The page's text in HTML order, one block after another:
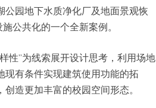
园地下水质净化厂及地面景观恢
公共化的一个全新案例。
性”为线索展开设计思考，利用场地
现有条件实现建筑使用功能的拓
造更加丰富的校园空间形态。